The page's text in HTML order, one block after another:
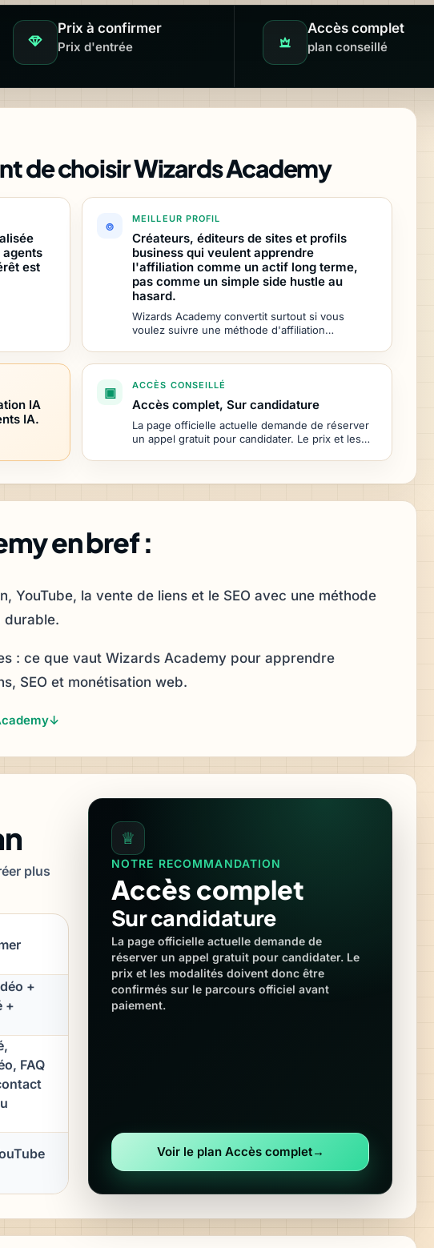
Prix à confirmer
Prix d'entrée
Accès complet
plan conseillé
de choisir Wizards Academy
est
MEILLEUR PROFIL
Créateurs, éditeurs de sites et profils
business qui veulent apprendre
l'affiliation comme un actif long terme,
pas comme un simple side hustle au
hasard.
Wizards Academy convertit surtout si vous
voulez suivre une méthode d'affiliation
IA
IA.
ACCÈS CONSEILLÉ
Accès complet, Sur candidature
La page officielle actuelle demande de réserver
un appel gratuit pour candidater. Le prix et les
en bref :
YouTube, la vente de liens et le SEO avec une méthode
durable.
: ce que vaut Wizards Academy pour apprendre
SEO et monétisation web.
↓
plus
+
+
FAQ
♕
NOTRE RECOMMANDATION
Accès complet
Sur candidature
La page officielle actuelle demande de
réserver un appel gratuit pour candidater. Le
prix et les modalités doivent donc être
confirmés sur le parcours officiel avant
paiement.
Voir le plan Accès complet→